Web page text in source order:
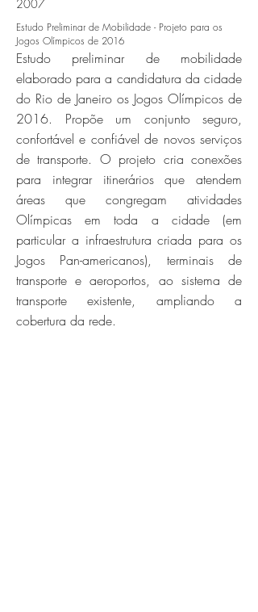
2007
Estudo Preliminar de Mobilidade - Projeto para os
Jogos Olímpicos de 2016
Estudo preliminar de mobilidade
elaborado para a candidatura da cidade
do Rio de Janeiro os Jogos Olímpicos de
2016. Propõe um conjunto seguro,
confortável e confiável de novos serviços
de transporte. O projeto cria conexões
para integrar itinerários que atendem
áreas que congregam atividades
Olímpicas em toda a cidade (em
particular a infraestrutura criada para os
Jogos Pan-americanos), terminais de
transporte e aeroportos, ao sistema de
transporte existente, ampliando a
cobertura da rede.